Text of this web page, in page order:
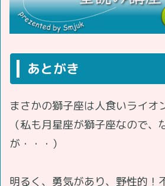
あとがき
まさかの獅子座は人食いライオ
（私も月星座が獅子座なので、
が・・・）
明るく、勇気があり、野性的！